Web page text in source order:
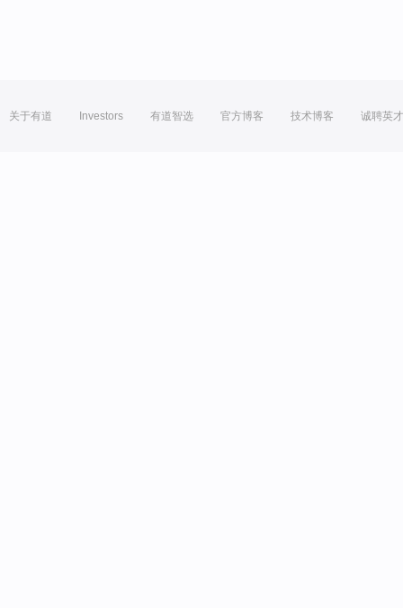
关于有道 Investors 有道智选 官方博客 技术博客 诚聘英才